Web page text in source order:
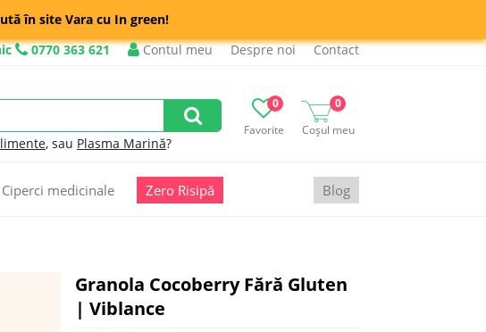
în site Vara cu In green!
0770 363 621 Contul meu Despre noi Contact
Favorite
0
Coșul meu
0
, sau Plasma Marină?
Ciperci medicinale Zero Risipă Blog
Granola Cocoberry Fără Gluten
| Viblance